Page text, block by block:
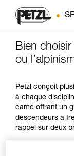
Bien
ou
Petzl conçoit
à chaque
came offrant un
descendeurs à
rappel sur deux